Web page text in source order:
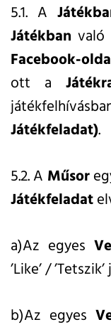
5.1. A
Játékban való
Facebook-
ott a
Játékfeladat).
5.2. A Műsor
Játékfeladat
a)Az egyes
’Like’ /
b)Az egyes